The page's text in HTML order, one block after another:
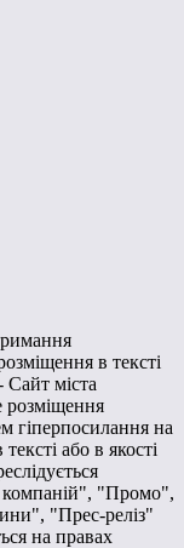
в тексті
міста
розміщення
гіперпосилання на
або в якості
"Промо",
"Прес-реліз"
на правах